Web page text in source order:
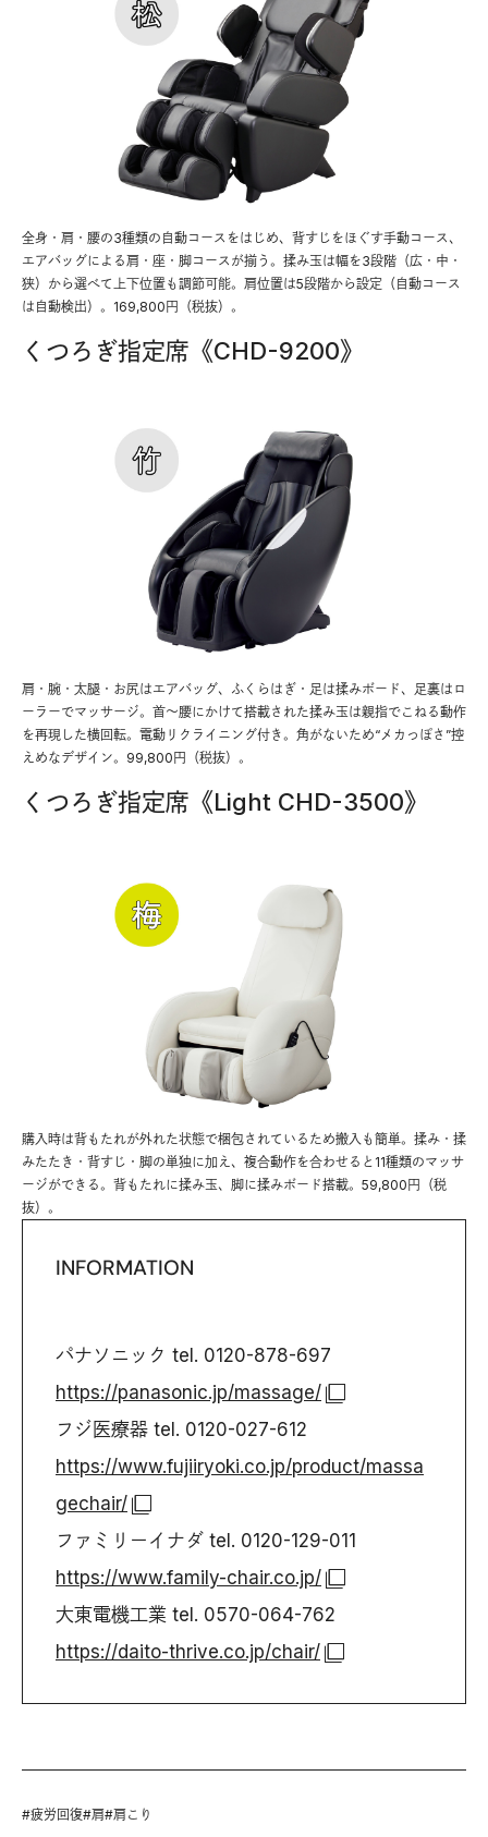
全身・肩・腰の3種類の自動コースをはじめ、背すじをほぐす手動コース、
エアバッグによる肩・座・脚コースが揃う。揉み玉は幅を3段階（広・中・
狭）から選べて上下位置も調節可能。肩位置は5段階から設定（自動コース
は自動検出）。169,800円（税抜）。
くつろぎ指定席《CHD-9200》
肩・腕・太腿・お尻はエアバッグ、ふくらはぎ・足は揉みボード、足裏はロ
ーラーでマッサージ。首〜腰にかけて搭載された揉み玉は親指でこねる動作
を再現した横回転。電動リクライニング付き。角がないため“メカっぽさ”控
えめなデザイン。99,800円（税抜）。
くつろぎ指定席《Light CHD-3500》
購入時は背もたれが外れた状態で梱包されているため搬入も簡単。揉み・揉
みたたき・背すじ・脚の単独に加え、複合動作を合わせると11種類のマッサ
ージができる。背もたれに揉み玉、脚に揉みボード搭載。59,800円（税
抜）。
INFORMATION
パナソニック tel. 0120-878-697
https://panasonic.jp/massage/
フジ医療器 tel. 0120-027-612
https://www.fujiiryoki.co.jp/product/massa
gechair/
ファミリーイナダ tel. 0120-129-011
https://www.family-chair.co.jp/
大東電機工業 tel. 0570-064-762
https://daito-thrive.co.jp/chair/
#疲労回復#肩#肩こり